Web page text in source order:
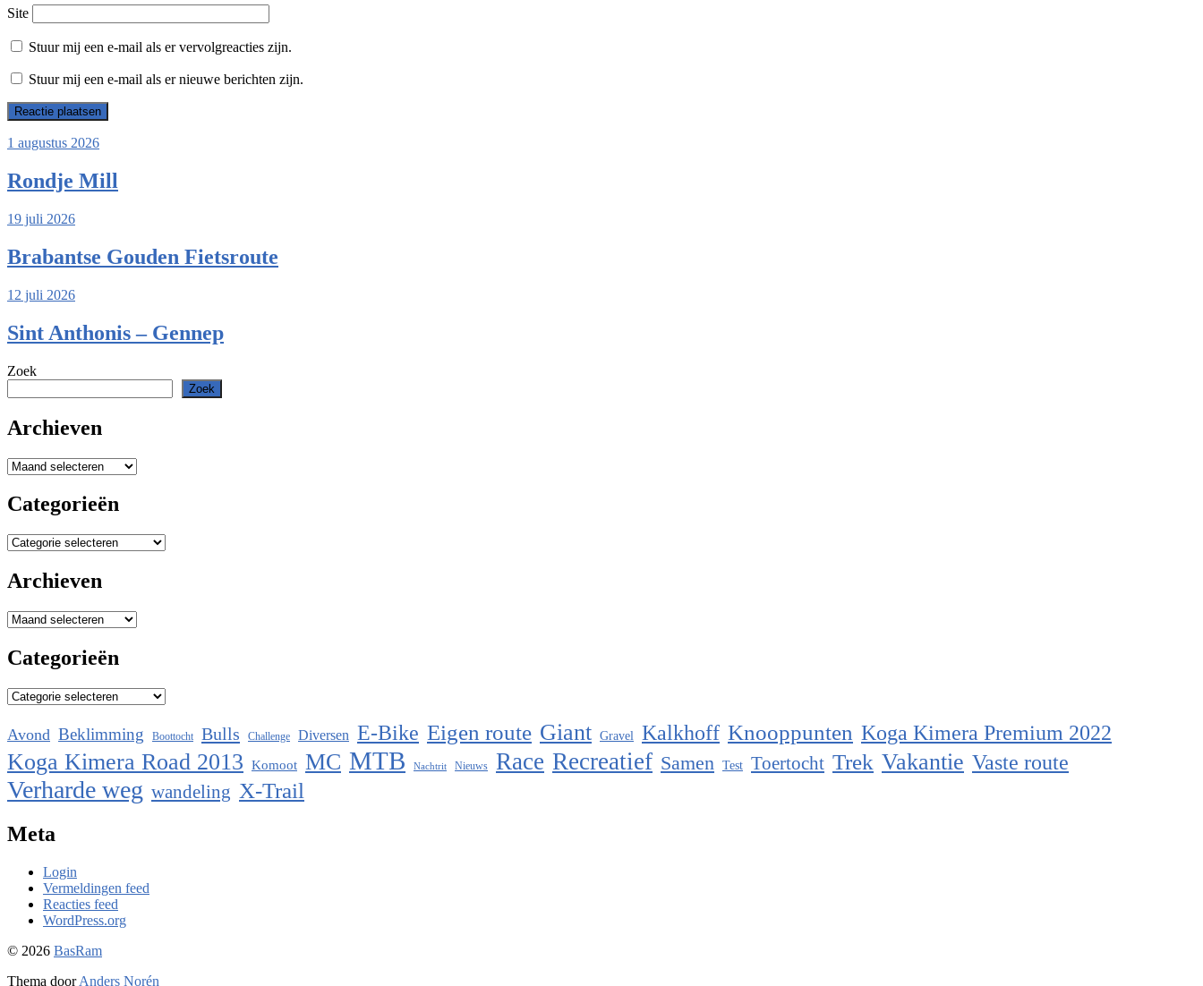
Site
Stuur mij een e-mail als er vervolgreacties zijn.
Stuur mij een e-mail als er nieuwe berichten zijn.
1 augustus 2026
Rondje Mill
19 juli 2026
Brabantse Gouden Fietsroute
12 juli 2026
Sint Anthonis – Gennep
Zoek
Zoek
Archieven
Archieven
Categorieën
Categorieën
Archieven
Archieven
Categorieën
Categorieën
Avond Beklimming Boottocht Bulls Challenge Diversen E-Bike Eigen route Giant Gravel Kalkhoff Knooppunten Koga Kimera Premium 2022
Koga Kimera Road 2013 Komoot MC MTB Nachtrit Nieuws Race Recreatief Samen Test Toertocht Trek Vakantie Vaste route
Verharde weg wandeling X-Trail
Meta
Login
Vermeldingen feed
Reacties feed
WordPress.org
© 2026 BasRam
Thema doorAnders Norén